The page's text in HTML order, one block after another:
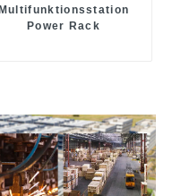
Power Rack